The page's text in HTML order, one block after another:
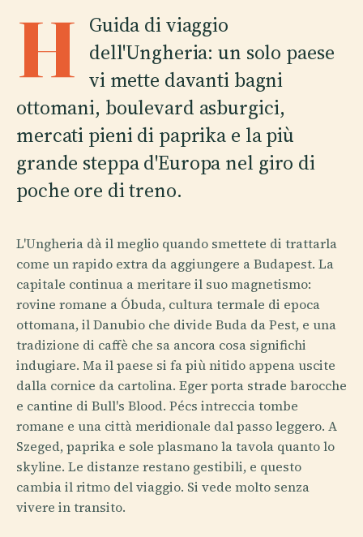
H Guida di viaggio
dell'Ungheria: un solo paese
vi mette davanti bagni
ottomani, boulevard asburgici,
mercati pieni di paprika e la più
grande steppa d'Europa nel giro di
poche ore di treno.
L'Ungheria dà il meglio quando smettete di trattarla
come un rapido extra da aggiungere a Budapest. La
capitale continua a meritare il suo magnetismo:
rovine romane a Óbuda, cultura termale di epoca
ottomana, il Danubio che divide Buda da Pest, e una
tradizione di caffè che sa ancora cosa significhi
indugiare. Ma il paese si fa più nitido appena uscite
dalla cornice da cartolina. Eger porta strade barocche
e cantine di Bull's Blood. Pécs intreccia tombe
romane e una città meridionale dal passo leggero. A
Szeged, paprika e sole plasmano la tavola quanto lo
skyline. Le distanze restano gestibili, e questo
cambia il ritmo del viaggio. Si vede molto senza
vivere in transito.